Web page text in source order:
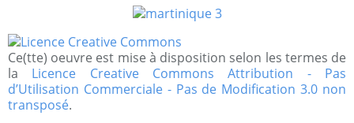
Ce(tte) oeuvre est mise à disposition selon les termes de
la Licence Creative Commons Attribution - Pas
d’Utilisation Commerciale - Pas de Modification 3.0 non
transposé.